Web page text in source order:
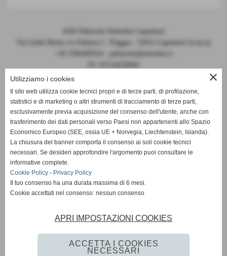
Via Guido Rossa c/o Palestra C. Piaggia - 55012 Capannori (Lucca)
Codice FIPAV 10.050.0086 - N° registro CONI 7225
DOCUMENTI 2024-2025
MODULO PER VISITA MEDICA
close
Utilizziamo i cookies
Il sito web utilizza cookie tecnici propri e di terze parti, di profilazione,
statistici e di marketing o altri strumenti di tracciamento di terze parti,
esclusivamente previa acquisizione del consenso dell'utente, anche con
trasferimento dei dati personali verso Paesi non appartenenti allo Spazio
Economico Europeo (SEE, ossia UE + Norvegia, Liechtenstein, Islanda).
La chiusura del banner comporta il consenso ai soli cookie tecnici
necessari. Se desideri approfondire l'argomento puoi consultare le
informative complete.
Cookie Policy - Privacy Policy
Il tuo consenso ha una durata massima di 6 mesi.
Cookie accettati nel consenso: nessun consenso
APRI IMPOSTAZIONI COOKIES
ACCETTA I COOKIES
NECESSARI